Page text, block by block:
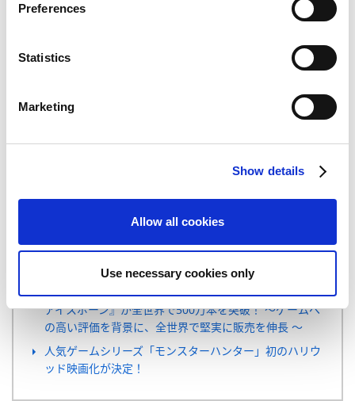
Preferences
Statistics
Marketing
Show details
Allow all cookies
Use necessary cookies only
ゲーム専門誌・一般誌向けお問い合わせ先
TEL: 03-3340-0541／FAX: 03-3340-0581
「モンスターハンター ライダーズ」 サポート
信開始！ ～ 当社の有力シリーズ多数を活用したモバイ
ルコンテンツをグローバルに向け投入 ～
超大型拡張コンテンツ『モンスターハンターワールド：
アイスボーン』が全世界で500万本を突破！ ～ゲームへ
の高い評価を背景に、全世界で堅実に販売を伸長 ～
人気ゲームシリーズ「モンスターハンター」初のハリウ
ッド映画化が決定！